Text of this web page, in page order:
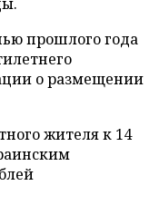
прошлого года
о размещении
жителя к 14